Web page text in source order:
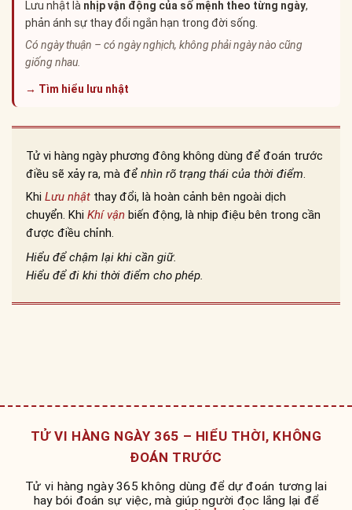
Lưu nhật là nhịp vận động của số mệnh theo từng ngày,
phản ánh sự thay đổi ngắn hạn trong đời sống.
Có ngày thuận – có ngày nghịch, không phải ngày nào cũng
giống nhau.
→ Tìm hiểu lưu nhật
Tử vi hàng ngày phương đông không dùng để đoán trước
điều sẽ xảy ra, mà đểnhìn rõ trạng thái của thời điểm.
Khi Lưu nhật thay đổi, là hoàn cảnh bên ngoài dịch
chuyển. Khi Khí vận biến động, là nhịp điệu bên trong cần
được điều chỉnh.
Hiểu để chậm lại khi cần giữ.
Hiểu để đi khi thời điểm cho phép.
TỬ VI HÀNG NGÀY 365 – HIỂU THỜI, KHÔNG
ĐOÁN TRƯỚC
Tử vi hàng ngày 365 không dùng để dự đoán tương lai
hay bói đoán sự việc, mà giúp người đọc lắng lại để